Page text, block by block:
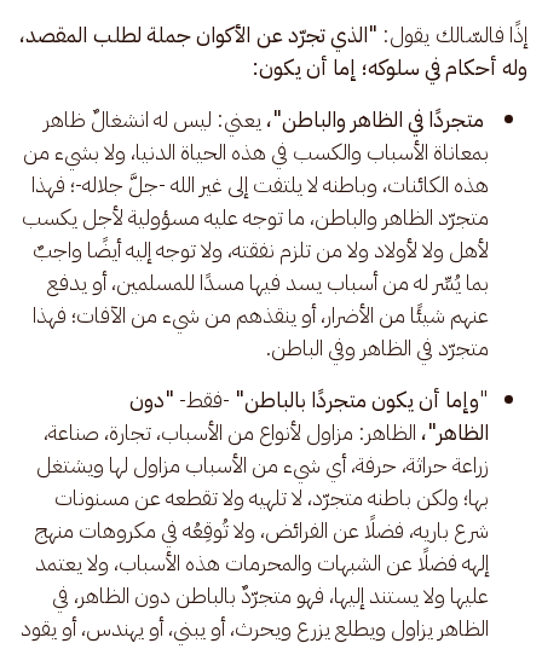
إذًا فالسّالك يقول: "الذي تجرّد عن الأكوان جملة لطلب المقصد،
وله أحكام في سلوكه؛ إما أن يكون:
متجردًا في الظاهر والباطن"، يعني: ليس له انشغالٌ ظاهر
بمعاناة الأسباب والكسب في هذه الحياة الدنيا، ولا بشيء من
هذه الكائنات، وباطنه لا يلتفت إلى غير الله -جلَّ جلاله-؛ فهذا
متجرّد الظاهر والباطن، ما توجه عليه مسؤولية لأجل يكسب
لأهل ولا لأولاد ولا من تلزم نفقته، ولا توجه إليه أيضًا واجبٌ
بما يُسِّر له من أسباب يسد فيها مسدًا للمسلمين، أو يدفع
عنهم شيئًا من الأضرار، أو ينقذهم من شيء من الآفات؛ فهذا
متجرّد في الظاهر وفي الباطن.
"وإما أن يكون متجردًا بالباطن" -فقط- "دون
الظاهر"، الظاهر: مزاول لأنواع من الأسباب، تجارة، صناعة،
زراعة حراثة، حرفة، أي شيء من الأسباب مزاول لها ويشتغل
بها؛ ولكن باطنه متجرّد، لا تلهيه ولا تقطعه عن مسنونات
شرع باريه، فضلًا عن الفرائض، ولا تُوقِعُه في مكروهات منهج
إلهه فضلًا عن الشبهات والمحرمات هذه الأسباب، ولا يعتمد
عليها ولا يستند إليها، فهو متجرّدٌ بالباطن دون الظاهر، في
الظاهر يزاول ويطلع يزرع ويحرث، أو يبني، أو يهندس، أو يقود